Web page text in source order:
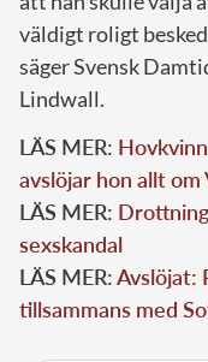
väldigt roligt
säger Svensk
Lindwall.
LÄS MER:
avslöjar hon allt om
LÄS MER:
sexskandal
LÄS MER:Avslöjat:
tillsammans med